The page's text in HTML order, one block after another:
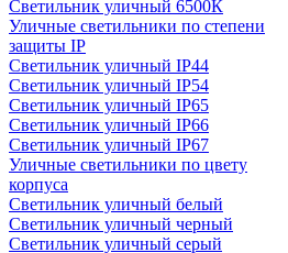
Cветильник уличный 6500К
Уличные светильники по степени
защиты IP
Светильник уличный IP44
Светильник уличный IP54
Светильник уличный IP65
Светильник уличный IP66
Светильник уличный IP67
Уличные светильники по цвету
корпуса
Светильник уличный белый
Светильник уличный черный
Светильник уличный серый